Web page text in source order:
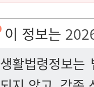
이 정보는
생활법령정보